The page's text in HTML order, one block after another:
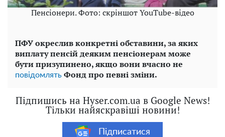
Пенсіонери. Фото: скріншот YouTube-відео
ПФУ окреслив конкретні обставини, за яких
виплату пенсій деяким пенсіонерам може
бути призупинено, якщо вони вчасно не
повідомлять Фонд про певні зміни.
Підпишись на Hyser.com.ua в Google News!
Тільки найяскравіші новини!
Підписатися